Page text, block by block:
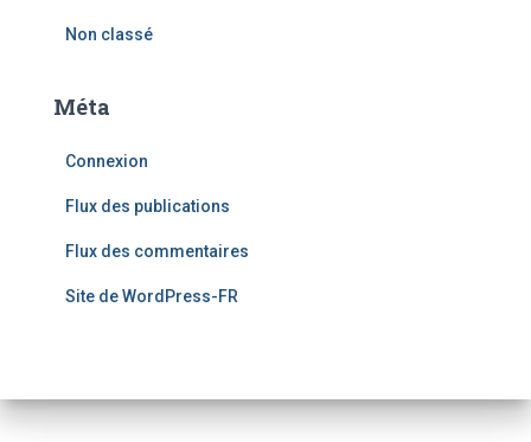
Non classé
Méta
Connexion
Flux des publications
Flux des commentaires
Site de WordPress-FR